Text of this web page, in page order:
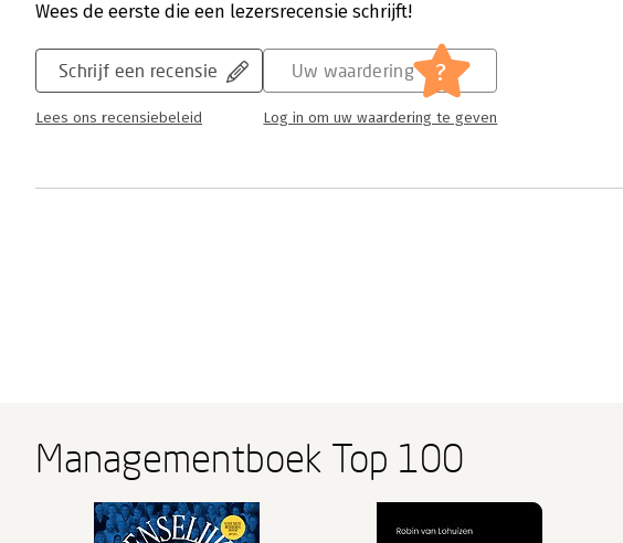
Wees de eerste die een lezersrecensie schrijft!
Schrijf een recensie
Lees ons recensiebeleid
Uw waardering ?
Log in om uw waardering te geven
Managementboek Top 100